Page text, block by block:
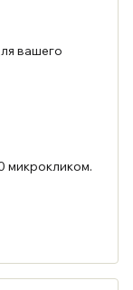
вашего
микрокликом.